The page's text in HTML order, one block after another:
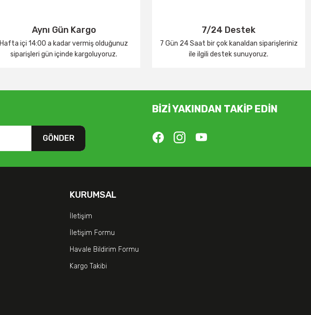
Aynı Gün Kargo
Hafta içi 14:00 a kadar vermiş olduğunuz
siparişleri gün içinde kargoluyoruz.
7/24 Destek
7 Gün 24 Saat bir çok kanaldan siparişleriniz
ile ilgili destek sunuyoruz.
GÖNDER
BİZİ YAKINDAN TAKİP EDİN
KURUMSAL
İletişim
İletişim Formu
Havale Bildirim Formu
Kargo Takibi